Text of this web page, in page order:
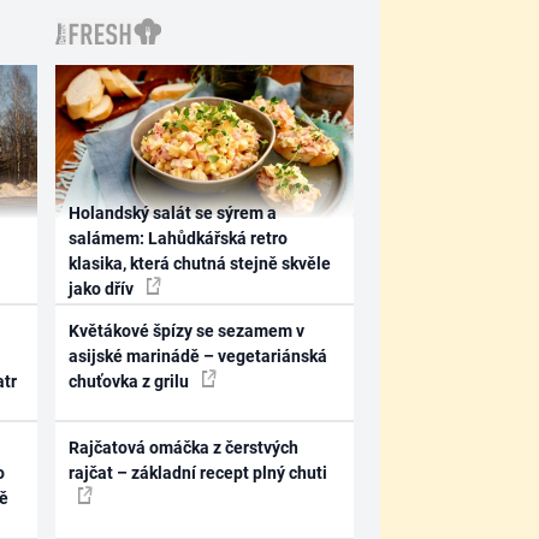
Holandský salát se sýrem a
salámem: Lahůdkářská retro
klasika, která chutná stejně skvěle
jako dřív
Květákové špízy se sezamem v
asijské marinádě – vegetariánská
chuťovka z grilu
Rajčatová omáčka z čerstvých
rajčat – základní recept plný chuti